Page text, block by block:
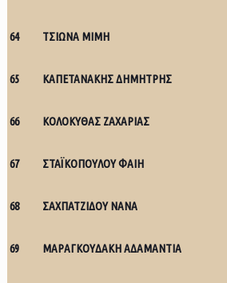
64 ΤΣΙΩΝΑ ΜΙΜΗ
65 ΚΑΠΕΤΑΝΑΚΗΣ ΔΗΜΗΤΡΗΣ
66 ΚΟΛΟΚΥΘΑΣ ΖΑΧΑΡΙΑΣ
67 ΣΤΑΪΚΟΠΟΥΛΟΥ ΦΑΙΗ
68 ΣΑΧΠΑΤΖΙΔΟΥ ΝΑΝΑ
69 ΜΑΡΑΓΚΟΥΔΑΚΗ ΑΔΑΜΑΝΤΙΑ